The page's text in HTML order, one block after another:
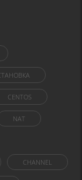
CENTOS
NAT
CHANNEL